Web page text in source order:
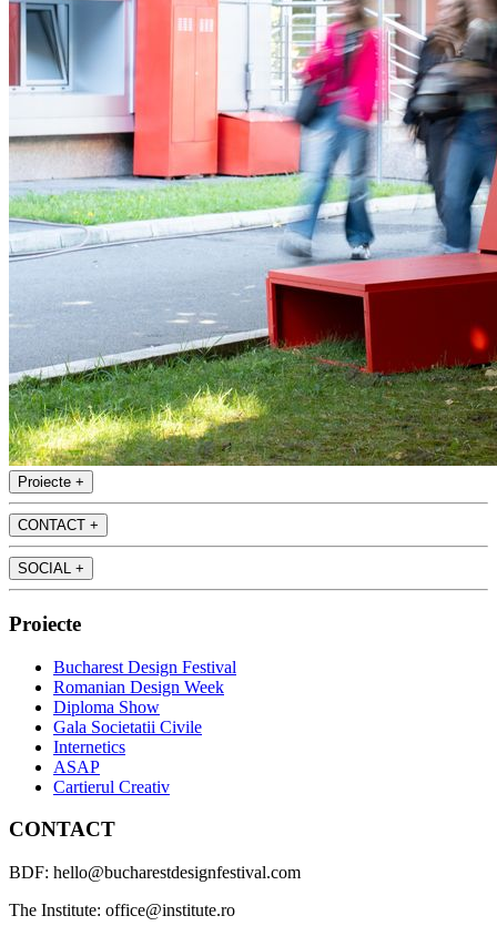
Proiecte +
CONTACT +
SOCIAL +
Proiecte
Bucharest Design Festival
Romanian Design Week
Diploma Show
Gala Societatii Civile
Internetics
ASAP
Cartierul Creativ
CONTACT
BDF: hello@bucharestdesignfestival.com
The Institute: office@institute.ro